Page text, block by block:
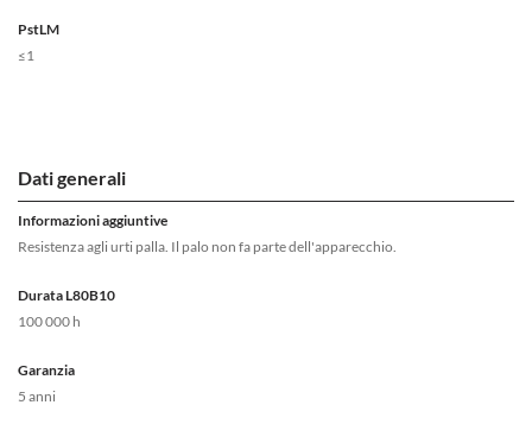
PstLM
≤1
Dati generali
Informazioni aggiuntive
Resistenza agli urti palla. Il palo non fa parte dell'apparecchio.
Durata L80B10
100 000 h
Garanzia
5 anni